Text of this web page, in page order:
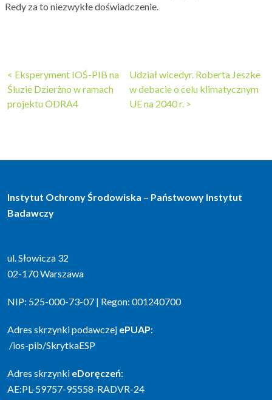
Redy za to niezwykłe doświadczenie.
Nawigacja
wpisu
< Eksperyment IOŚ-PIB na
Śluzie Dzierżno w ramach
projektu ODRA4
Udział wicedyr. Roberta Jeszke
w debacie o celu klimatycznym
UE na 2040 r. >
Instytut Ochrony Środowiska – Państwowy Instytut
Badawczy
ul. Słowicza 32
02-170 Warszawa
NIP: 525-000-73-07 | Regon: 001240700
Adres skrzynki podawczej ePUAP:
/ios-pib/SkrytkaESP
Adres skrzynki eDoręczeń:
AE:PL-59757-95558-RADVR-24